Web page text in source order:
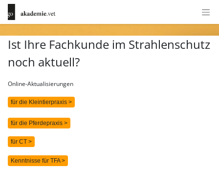
Ist Ihre Fachkunde im Strahlenschutz
noch aktuell?
Online-Aktualisierungen
für die Kleintierpraxis >
für die Pferdepraxis >
für CT >
Kenntnisse für TFA >